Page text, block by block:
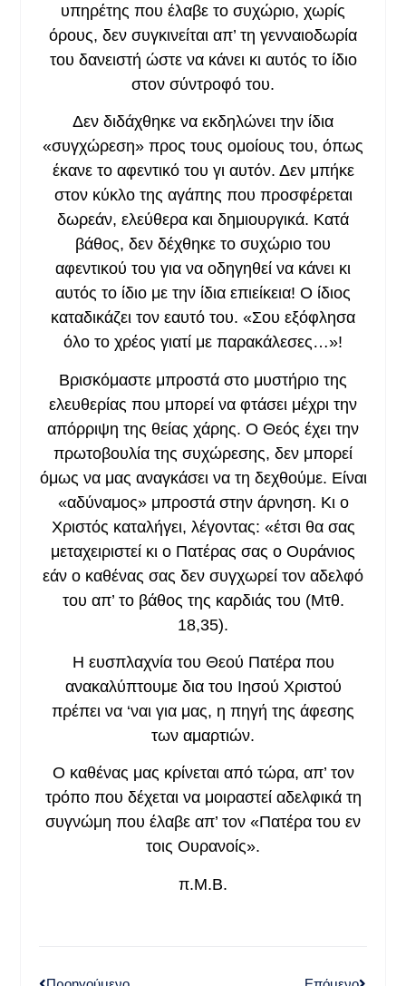
υπηρέτης που έλαβε το συχώριο, χωρίς
όρους, δεν συγκινείται απ’ τη γενναιοδωρία
του δανειστή ώστε να κάνει κι αυτός το ίδιο
στον σύντροφό του.
Δεν διδάχθηκε να εκδηλώνει την ίδια
«συγχώρεση» προς τους ομοίους του, όπως
έκανε το αφεντικό του γι αυτόν. Δεν μπήκε
στον κύκλο της αγάπης που προσφέρεται
δωρεάν, ελεύθερα και δημιουργικά. Κατά
βάθος, δεν δέχθηκε το συχώριο του
αφεντικού του για να οδηγηθεί να κάνει κι
αυτός το ίδιο με την ίδια επιείκεια! Ο ίδιος
καταδικάζει τον εαυτό του. «Σου εξόφλησα
όλο το χρέος γιατί με παρακάλεσες…»!
Βρισκόμαστε μπροστά στο μυστήριο της
ελευθερίας που μπορεί να φτάσει μέχρι την
απόρριψη της θείας χάρης. Ο Θεός έχει την
πρωτοβουλία της συχώρεσης, δεν μπορεί
όμως να μας αναγκάσει να τη δεχθούμε. Είναι
«αδύναμος» μπροστά στην άρνηση. Κι ο
Χριστός καταλήγει, λέγοντας: «έτσι θα σας
μεταχειριστεί κι ο Πατέρας σας ο Ουράνιος
εάν ο καθένας σας δεν συγχωρεί τον αδελφό
του απ’ το βάθος της καρδιάς του (Μτθ.
18,35).
Η ευσπλαχνία του Θεού Πατέρα που
ανακαλύπτουμε δια του Ιησού Χριστού
πρέπει να ‘ναι για μας, η πηγή της άφεσης
των αμαρτιών.
Ο καθένας μας κρίνεται από τώρα, απ’ τον
τρόπο που δέχεται να μοιραστεί αδελφικά τη
συγνώμη που έλαβε απ’ τον «Πατέρα του εν
τοις Ουρανοίς».
π.Μ.Β.